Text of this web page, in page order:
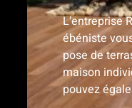
L’entreprise
ébéniste
pose de
maison
pouvez